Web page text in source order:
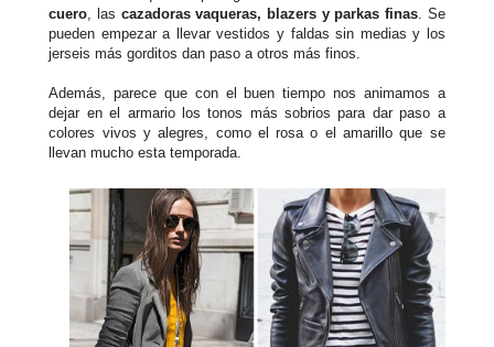
cuero, las cazadoras vaqueras, blazers y parkas finas. Se
pueden empezar a llevar vestidos y faldas sin medias y los
jerseis más gorditos dan paso a otros más finos.
Además, parece que con el buen tiempo nos animamos a
dejar en el armario los tonos más sobrios para dar paso a
colores vivos y alegres, como el rosa o el amarillo que se
llevan mucho esta temporada.